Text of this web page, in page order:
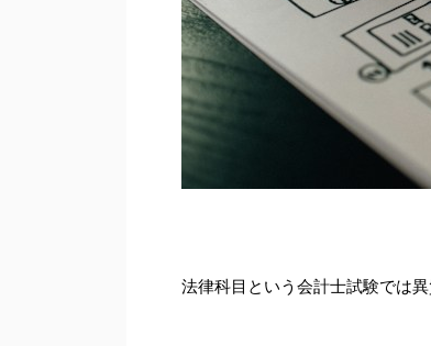
法律科目という会計士試験では